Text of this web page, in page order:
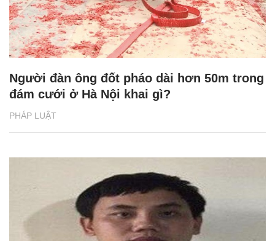
PHÁP LUẬT
Người đàn ông đốt pháo dài hơn 50m trong
đám cưới ở Hà Nội khai gì?